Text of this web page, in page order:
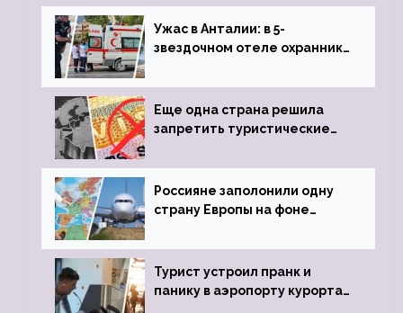
Ужас в Анталии: в 5-
звездочном отеле охранник
пистолета
Еще одна страна решила
запретить туристические
Россияне заполонили одну
страну Европы на фоне
виз
Турист устроил пранк и
панику в аэропорту курорта,